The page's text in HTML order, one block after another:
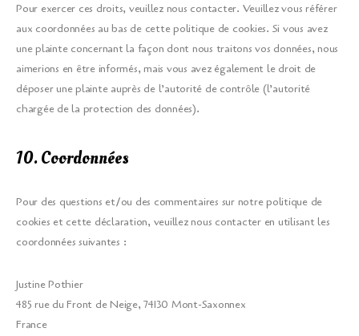
Pour exercer ces droits, veuillez nous contacter. Veuillez vous référer
aux coordonnées au bas de cette politique de cookies. Si vous avez
une plainte concernant la façon dont nous traitons vos données, nous
aimerions en être informés, mais vous avez également le droit de
déposer une plainte auprès de l’autorité de contrôle (l’autorité
chargée de la protection des données).
10. Coordonnées
Pour des questions et/ou des commentaires sur notre politique de
cookies et cette déclaration, veuillez nous contacter en utilisant les
coordonnées suivantes :
Justine Pothier
485 rue du Front de Neige, 74130 Mont-Saxonnex
France